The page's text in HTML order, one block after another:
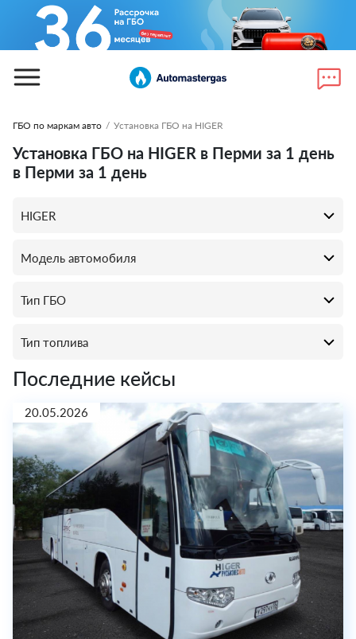
ГБО по маркам авто / Установка ГБО на HIGER
Установка ГБО на HIGER в Перми за 1 день
в Перми за 1 день
Последние кейсы
20.05.2026